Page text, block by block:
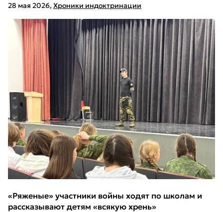
28 мая 2026, Хроники индоктринации
«Ряженые» участники войны ходят по школам и
рассказывают детям «всякую хрень»